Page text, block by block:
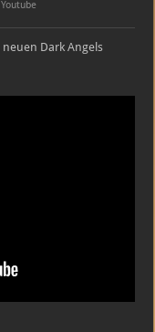
Youtube
Dark Angels